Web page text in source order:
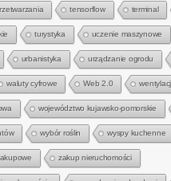
tensorflow terminal
turystyka uczenie maszynowe
urbanistyka urządzanie ogrodu
waluty cyfrowe Web 2.0
województwo kujawsko-pomorskie
wybór roślin wyspy kuchenne
zakup nieruchomości